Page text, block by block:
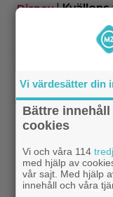
Disney|
sett bättre ut
fick kritik –
Streamingtips|
gjorde fjolårets
lång
TV-spel |
Vi värdesätter din
Bättre
cookies
Vi och våra 114
med hjälp av
vår sajt. Med hjälp
innehåll och våra